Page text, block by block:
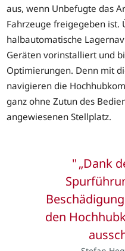
aus, wenn Unbefugte das
Fahrzeuge freigegeben ist.
halbautomatische
Geräten vorinstalliert und
Optimierungen. Denn mit
navigieren die
ganz ohne Zutun des
angewiesenen Stellplatz.
„Dank
den